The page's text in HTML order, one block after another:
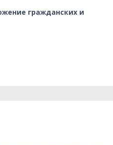
гражданских и